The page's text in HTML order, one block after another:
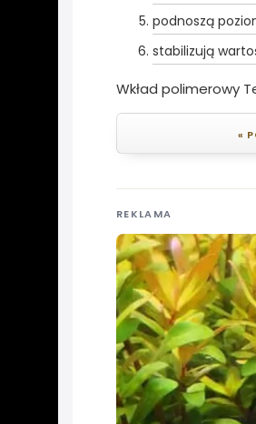
podnoszą
stabilizują
Wkład polimerowy
«
REKLAMA